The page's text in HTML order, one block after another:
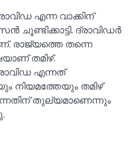
എന്ന വാക്കിന്
ദ്രാവിഡര്‍
രാജ്യത്തെ തന്നെ
തമിഴ്.
എന്നത്
നിയമത്തേയും തമിഴ്
തുല്യമാണെന്നും